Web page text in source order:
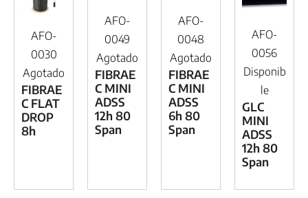
AFO-
0030
Agotado
FIBRAE
C FLAT
DROP
8h
AFO-
0049
Agotado
FIBRAE
C MINI
ADSS
12h 80
Span
AFO-
0048
Agotado
FIBRAE
C MINI
ADSS
6h 80
Span
AFO-
0056
Disponib
le
GLC
MINI
ADSS
12h 80
Span